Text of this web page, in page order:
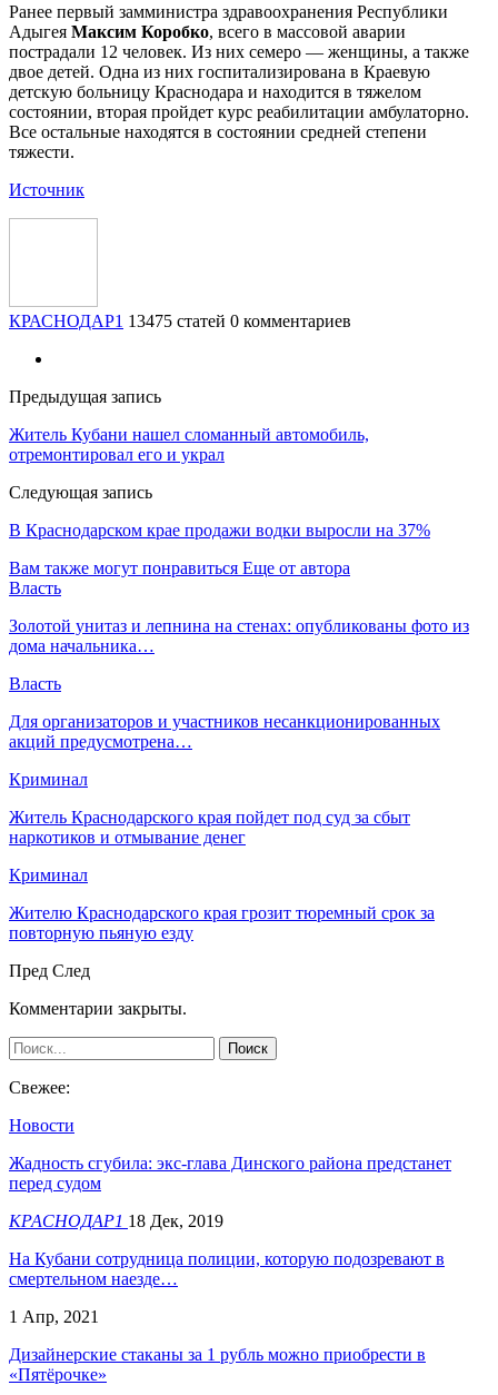
Ранее первый замминистра здравоохранения Республики
Адыгея Максим Коробко, всего в массовой аварии
пострадали 12 человек. Из них семеро — женщины, а также
двое детей. Одна из них госпитализирована в Краевую
детскую больницу Краснодара и находится в тяжелом
состоянии, вторая пройдет курс реабилитации амбулаторно.
Все остальные находятся в состоянии средней степени
тяжести.
Источник
КРАСНОДАР1 13475 статей 0 комментариев
Предыдущая запись
Житель Кубани нашел сломанный автомобиль,
отремонтировал его и украл
Следующая запись
В Краснодарском крае продажи водки выросли на 37%
Вам также могут понравиться Еще от автора
Власть
​Золотой унитаз и лепнина на стенах: опубликованы фото из
дома начальника…
Власть
Для организаторов и участников несанкционированных
акций предусмотрена…
Криминал
Житель Краснодарского края пойдет под суд за сбыт
наркотиков и отмывание денег
Криминал
Жителю Краснодарского края грозит тюремный срок за
повторную пьяную езду
Пред След
Комментарии закрыты.
Свежее:
Новости
Жадность сгубила: экс-глава Динского района предстанет
перед судом
КРАСНОДАР1 18 Дек, 2019
На Кубани сотрудница полиции, которую подозревают в
смертельном наезде…
1 Апр, 2021
Дизайнерские стаканы за 1 рубль можно приобрести в
«Пятёрочке»